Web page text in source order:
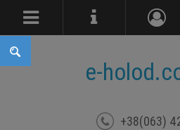
e-
+38(063)